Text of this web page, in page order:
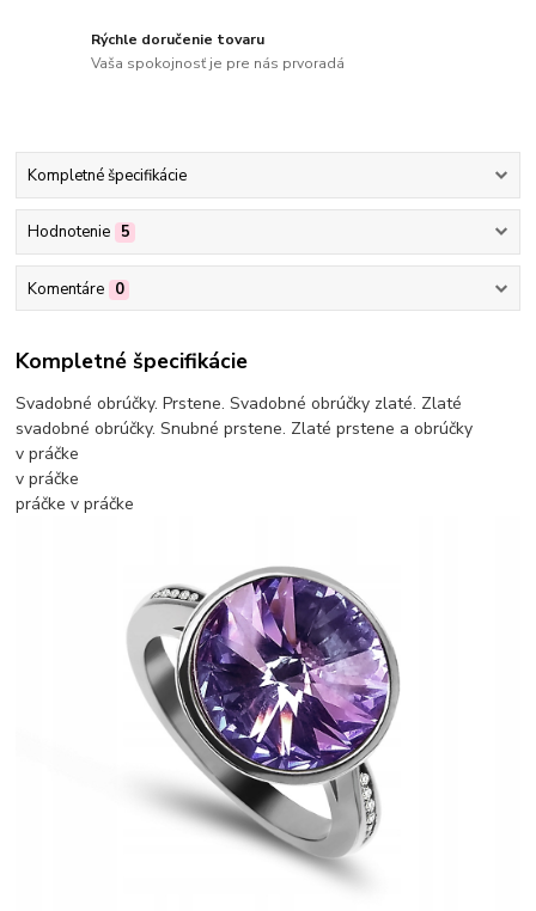
Rýchle doručenie tovaru
Vaša spokojnosť je pre nás prvoradá
Kompletné špecifikácie
Hodnotenie 5
Komentáre 0
Kompletné špecifikácie
Svadobné obrúčky. Prstene. Svadobné obrúčky zlaté. Zlaté
svadobné obrúčky. Snubné prstene. Zlaté prstene a obrúčky
v práčke
v práčke
práčkev práčke